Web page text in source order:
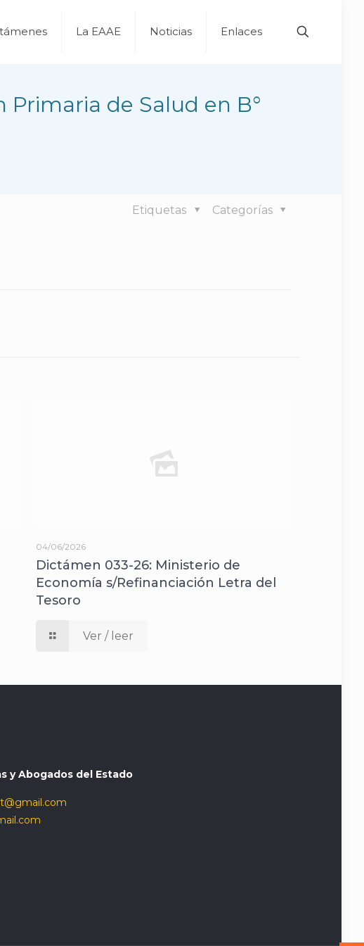
La EAAE Noticias Enlaces
de Salud en B°
Categorías
Etiquetas
04/06/2026
Dictámen 033-26: Ministerio de
Economía s/Refinanciación Letra del
Tesoro
Ver / leer
y Abogados del Estado